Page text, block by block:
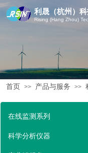
利晟（杭州）
Rising (Hang Zhou)
首页 >> 产品与服务 >>
在线监测系列
科学分析仪器